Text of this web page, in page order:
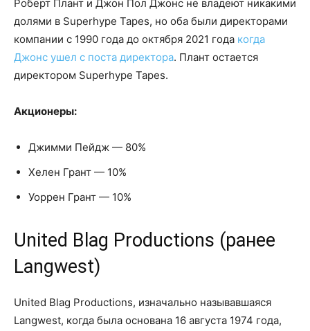
Роберт Плант и Джон Пол Джонс не владеют никакими
долями в Superhype Tapes, но оба были директорами
компании с 1990 года до октября 2021 года когда
Джонс ушел с поста директора. Плант остается
директором Superhype Tapes.
Акционеры:
Джимми Пейдж — 80%
Хелен Грант — 10%
Уоррен Грант — 10%
United Blag Productions (ранее
Langwest)
United Blag Productions, изначально называвшаяся
Langwest, когда была основана 16 августа 1974 года,